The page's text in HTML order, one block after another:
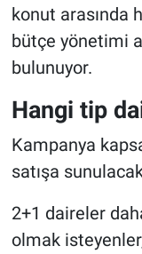
konut arasında
bütçe yönetimi
bulunuyor.
Hangi tip
Kampanya
satışa
2+1 daireler
olmak